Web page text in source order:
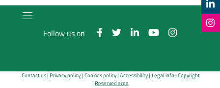
Follow us on
Contact us Privacy policy Cookies policy Accessibility Legal info–Copyright
Reserved area